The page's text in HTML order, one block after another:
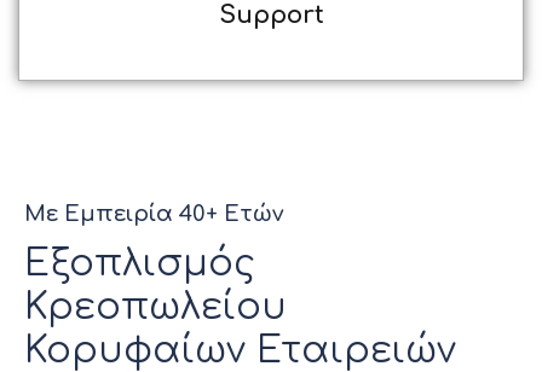
Support
Με Εμπειρία 40+ Ετών
Εξοπλισμός
Κρεοπωλείου
Κορυφαίων Εταιρειών